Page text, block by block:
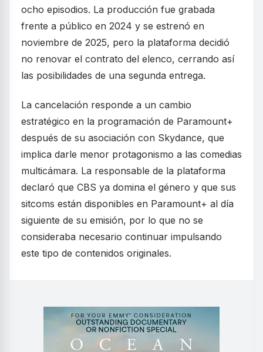
ocho episodios. La producción fue grabada
frente a público en 2024 y se estrenó en
noviembre de 2025, pero la plataforma decidió
no renovar el contrato del elenco, cerrando así
las posibilidades de una segunda entrega.
La cancelación responde a un cambio
estratégico en la programación de Paramount+
después de su asociación con Skydance, que
implica darle menor protagonismo a las comedias
multicámara. La responsable de la plataforma
declaró que CBS ya domina el género y que sus
sitcoms están disponibles en Paramount+ al día
siguiente de su emisión, por lo que no se
consideraba necesario continuar impulsando
este tipo de contenidos originales.